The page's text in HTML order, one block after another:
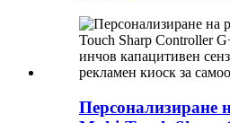
Персонализиране